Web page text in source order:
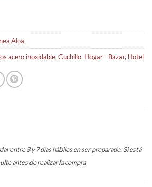
Aloa
acero inoxidable, Cuchillo, Hogar - Bazar, Hotel
entre 3 y 7 días hábiles en ser preparado. Si está
antes de realizar la compra